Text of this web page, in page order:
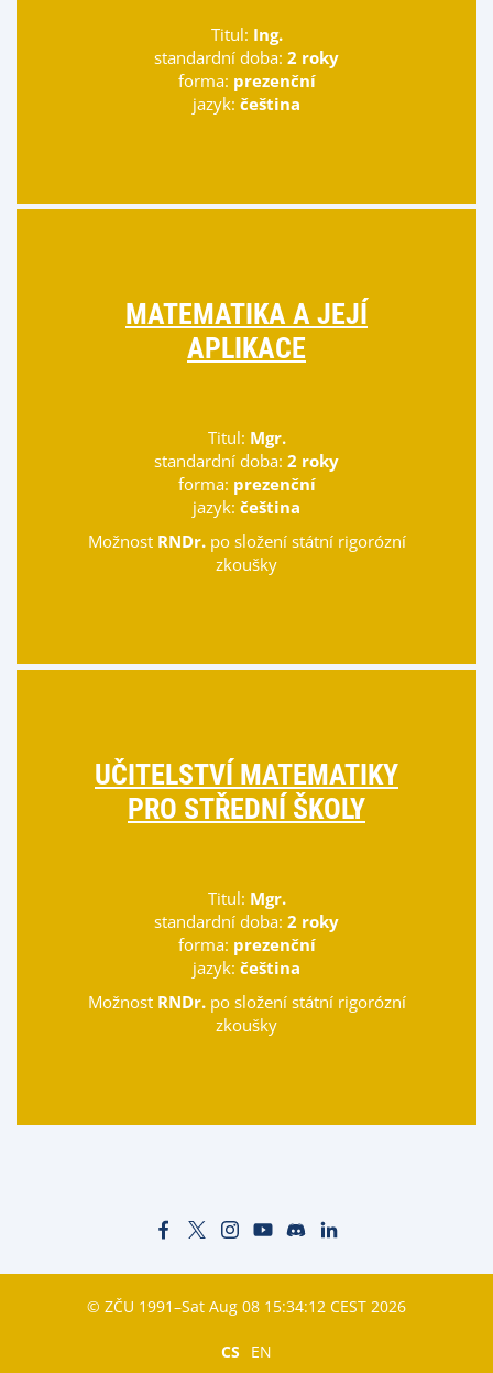
Titul: Ing.
standardní doba: 2 roky
forma: prezenční
jazyk: čeština
MATEMATIKA A JEJÍ
APLIKACE
Titul: Mgr.
standardní doba: 2 roky
forma: prezenční
jazyk: čeština
Možnost RNDr.po složení státní rigorózní
zkoušky
UČITELSTVÍ MATEMATIKY
PRO STŘEDNÍ ŠKOLY
Titul: Mgr.
standardní doba: 2 roky
forma: prezenční
jazyk: čeština
Možnost RNDr.po složení státní rigorózní
zkoušky
© ZČU 1991–Sat Aug 08 15:34:12 CEST 2026
CS EN